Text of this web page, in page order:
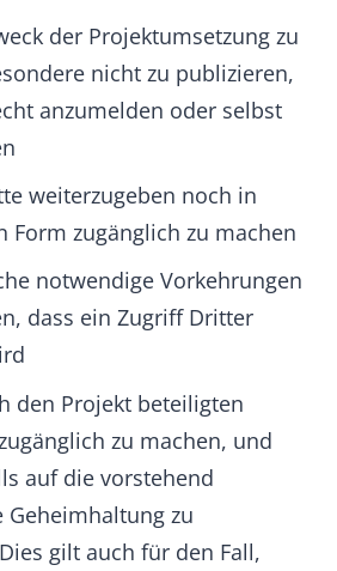
im Angebot
vom Auftraggeber per
anders
das Zahlungsziel 14
in § 4 b) genannten
alle entwickelten
und Core-Anpassungen
Erfüllung aller
dem Vertrag, Eigentum